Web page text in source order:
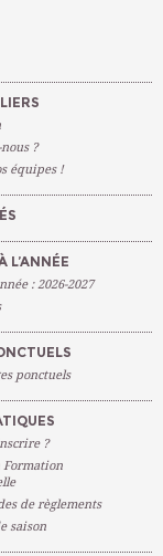
?
équipes !
L’ANNÉE
: 2026-2027
ponctuels
?
Formation
de règlements
saison